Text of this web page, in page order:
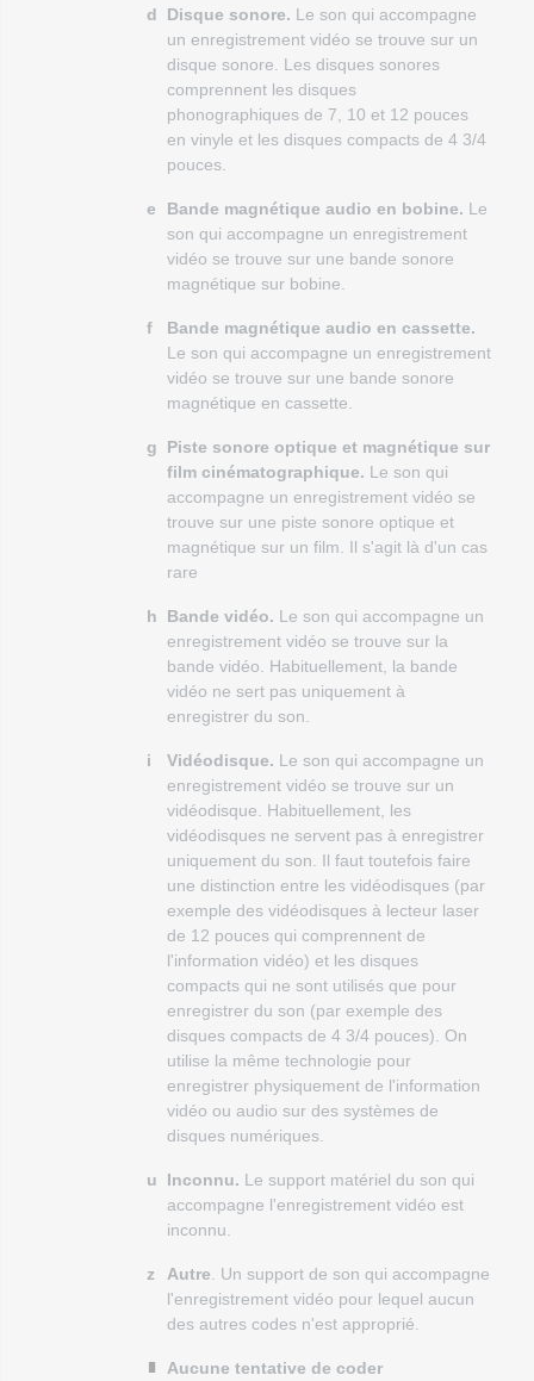
d Disque sonore. Le son qui accompagne
un enregistrement vidéo se trouve sur un
disque sonore. Les disques sonores
comprennent les disques
phonographiques de 7, 10 et 12 pouces
en vinyle et les disques compacts de 4 3/4
pouces.
e Bande magnétique audio en bobine. Le
son qui accompagne un enregistrement
vidéo se trouve sur une bande sonore
magnétique sur bobine.
f
Bande magnétique audio en cassette.
Le son qui accompagne un enregistrement
vidéo se trouve sur une bande sonore
magnétique en cassette.
g
Piste sonore optique et magnétique sur
film cinématographique. Le son qui
accompagne un enregistrement vidéo se
trouve sur une piste sonore optique et
magnétique sur un film. Il s'agit là d'un cas
rare
h Bande vidéo. Le son qui accompagne un
enregistrement vidéo se trouve sur la
bande vidéo. Habituellement, la bande
vidéo ne sert pas uniquement à
enregistrer du son.
i Vidéodisque. Le son qui accompagne un
enregistrement vidéo se trouve sur un
vidéodisque. Habituellement, les
vidéodisques ne servent pas à enregistrer
uniquement du son. Il faut toutefois faire
une distinction entre les vidéodisques (par
exemple des vidéodisques à lecteur laser
de 12 pouces qui comprennent de
l'information vidéo) et les disques
compacts qui ne sont utilisés que pour
enregistrer du son (par exemple des
disques compacts de 4 3/4 pouces). On
utilise la même technologie pour
enregistrer physiquement de l'information
vidéo ou audio sur des systèmes de
disques numériques.
u Inconnu. Le support matériel du son qui
accompagne l'enregistrement vidéo est
inconnu.
z Autre . Un support de son qui accompagne
l'enregistrement vidéo pour lequel aucun
des autres codes n'est approprié.
Aucune tentative de coder